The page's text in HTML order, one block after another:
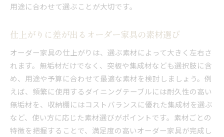
用途に合わせて選ぶことが大切です。
仕上がりに差が出るオーダー家具の素材選び
オーダー家具の仕上がりは、選ぶ素材によって大きく左右さ
れます。無垢材だけでなく、突板や集成材なども選択肢に含
め、用途や予算に合わせて最適な素材を検討しましょう。例
えば、頻繁に使用するダイニングテーブルには耐久性の高い
無垢材を、収納棚にはコストバランスに優れた集成材を選ぶ
など、使い方に応じた素材選びがポイントです。素材ごとの
特徴を把握することで、満足度の高いオーダー家具が完成し